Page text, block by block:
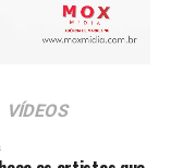
a se
ocupam e das
limitamos a
de
é uma
VÍDEOS